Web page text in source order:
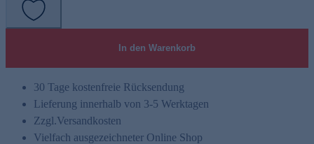
In den Warenkorb
30 Tage kostenfreie Rücksendung
Lieferung innerhalb von 3-5 Werktagen
Zzgl.Versandkosten
Vielfach ausgezeichneter Online Shop